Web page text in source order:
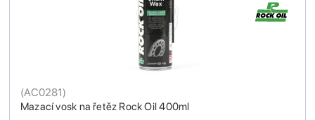
Mazací vosk na řetěz Rock Oil 400ml
(AC0281)